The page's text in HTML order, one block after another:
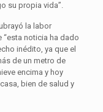
su propia vida”.
la labor
“esta noticia ha dado
inédito, ya que el
de un metro de
encima y hoy
bien de salud y